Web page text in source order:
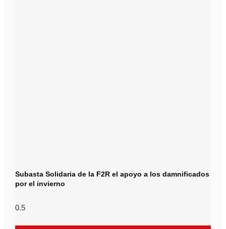
Subasta Solidaria de la F2R el apoyo a los damnificados
por el invierno